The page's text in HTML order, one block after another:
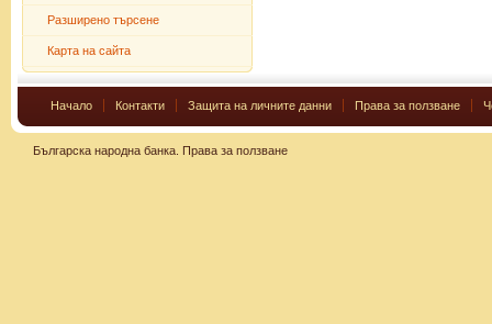
Разширено търсене
Карта на сайта
Начало Контакти Защита на личните данни Права за ползване
Българска народна банка. Права за ползване